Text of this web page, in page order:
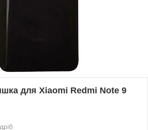
для Xiaomi Redmi Note 9